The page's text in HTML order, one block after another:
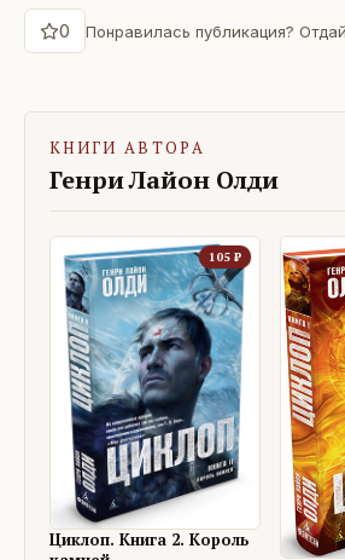
0 Понравилась публикация?
КНИГИ АВТОРА
Генри Лайон Олди
105 ₽
Циклоп. Книга 2. Король